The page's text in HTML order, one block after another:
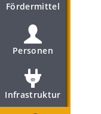
Fördermittel
Personen
Infrastruktur